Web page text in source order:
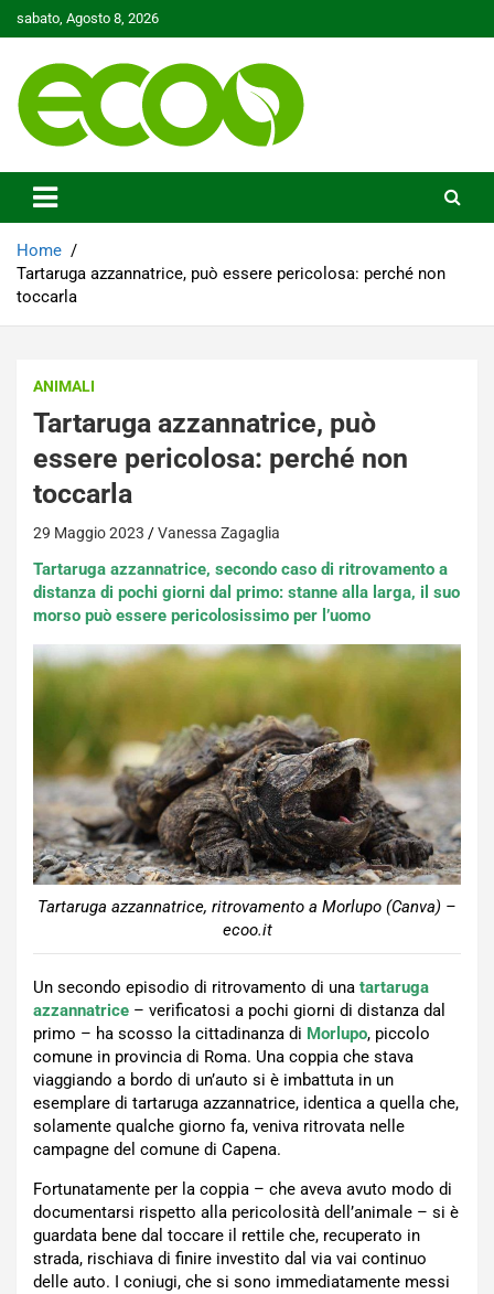
to
sabato, Agosto 8, 2026
Ecoo.it
Home
Tartaruga azzannatrice, può essere pericolosa: perché non
toccarla
ANIMALI
Tartaruga azzannatrice, può
essere pericolosa: perché non
toccarla
29 Maggio 2023 Vanessa Zagaglia
Tartaruga azzannatrice, secondo caso di ritrovamento a
distanza di pochi giorni dal primo: stanne alla larga, il suo
morso può essere pericolosissimo per l’uomo
Tartaruga azzannatrice, ritrovamento a Morlupo (Canva) –
ecoo.it
Un secondo episodio di ritrovamento di una tartaruga
azzannatrice – verificatosi a pochi giorni di distanza dal
primo – ha scosso la cittadinanza di Morlupo, piccolo
comune in provincia di Roma. Una coppia che stava
viaggiando a bordo di un’auto si è imbattuta in un
esemplare di tartaruga azzannatrice, identica a quella che,
solamente qualche giorno fa, veniva ritrovata nelle
campagne del comune di Capena.
Fortunatamente per la coppia – che aveva avuto modo di
documentarsi rispetto alla pericolosità dell’animale – si è
guardata bene dal toccare il rettile che, recuperato in
strada, rischiava di finire investito dal via vai continuo
delle auto. I coniugi, che si sono immediatamente messi